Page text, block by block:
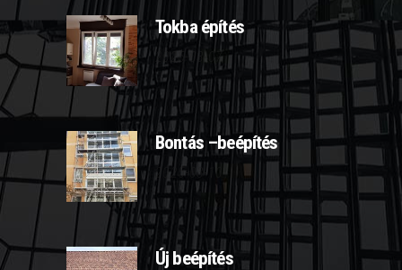
Tokba építés
2025-03-07
Bontás –beépítés
2025-03-10
Új beépítés